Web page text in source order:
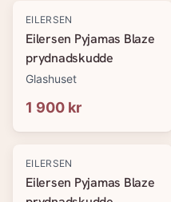
EILERSEN
Eilersen Pyjamas Blaze
prydnadskudde
Glashuset
1 900 kr
EILERSEN
Eilersen Pyjamas Blaze